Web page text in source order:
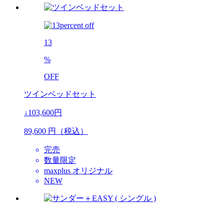
13
%
OFF
ツインベッドセット
↓103,600円
89,600 円（税込）
完売
数量限定
maxplus オリジナル
NEW